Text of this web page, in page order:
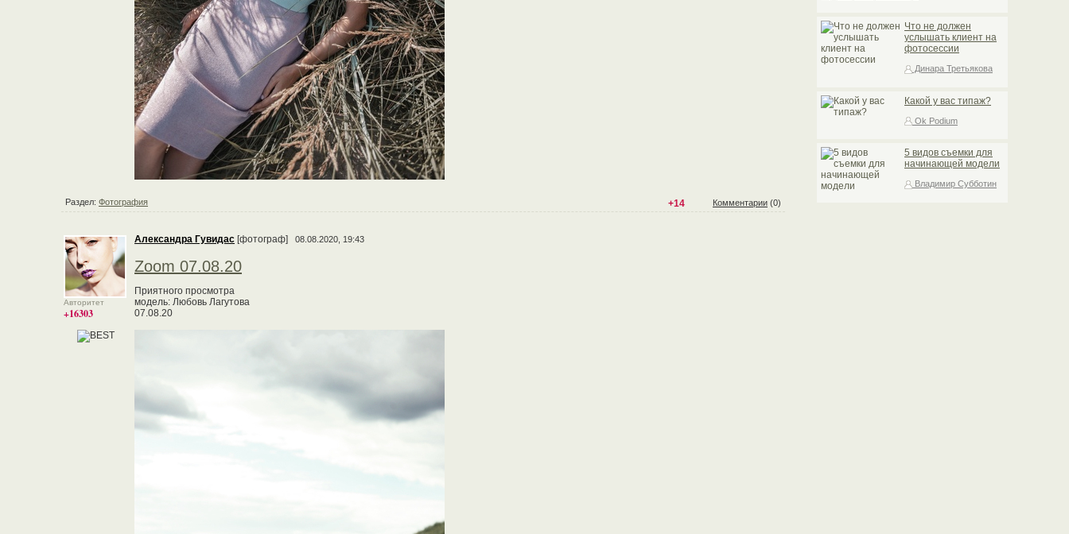
+14 Комментарии (0)
Раздел: Фотография
Авторитет
+16303
Александра Гувидас [фотограф] 08.08.2020, 19:43
Zoom 07.08.20
Приятного просмотра
модель: Любовь Лагутова
07.08.20
Что не должен
услышать клиент на
фотосессии
Динара Третьякова
Какой у вас типаж?
Ok Podium
5 видов съемки для
начинающей модели
Владимир Субботин